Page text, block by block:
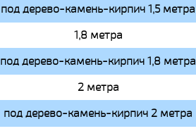
под дерево-камень-кирпич 1,5 метра
1,8 метра
под дерево-камень-кирпич 1,8 метра
2 метра
под дерево-камень-кирпич 2 метра